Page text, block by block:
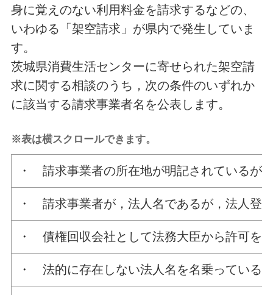
身に覚えのない利用料金を請求するなどの、
いわゆる「架空請求」が県内で発生していま
す。
茨城県消費生活センターに寄せられた架空請
求に関する相談のうち，次の条件のいずれか
に該当する請求事業者名を公表します。
※表は横スクロールできます。
・ 請求事業者の所在地が明記されているが
・ 請求事業者が，法人名であるが，法人登
・ 債権回収会社として法務大臣から許可を
・ 法的に存在しない法人名を名乗っている